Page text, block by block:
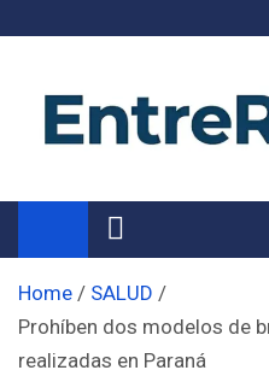
Noticias de
Información de toda la
Home
SALUD
Prohíben dos modelos de
realizadas en Paraná